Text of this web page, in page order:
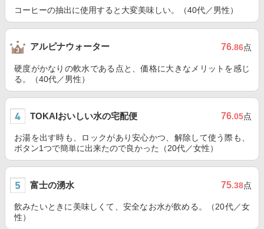
コーヒーの抽出に使用すると大変美味しい。（40代／男性）
アルピナウォーター 76.86点
硬度がかなりの軟水である点と、価格に大きなメリットを感じ
る。（40代／男性）
TOKAIおいしい水の宅配便 76.05点
お湯を出す時も、ロックがあり安心かつ、解除して使う際も、
ボタン1つで簡単に出来たので良かった（20代／女性）
富士の湧水 75.38点
飲みたいときに美味しくて、安全なお水が飲める。（20代／女
性）